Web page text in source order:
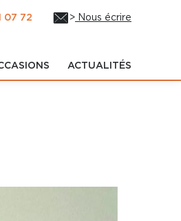
> Nous écrire
07 72
ACTUALITÉS